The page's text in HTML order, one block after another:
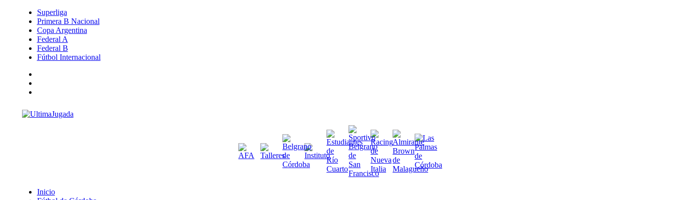
Superliga
Primera B Nacional
Copa Argentina
Federal A
Federal B
Fútbol Internacional
Inicio